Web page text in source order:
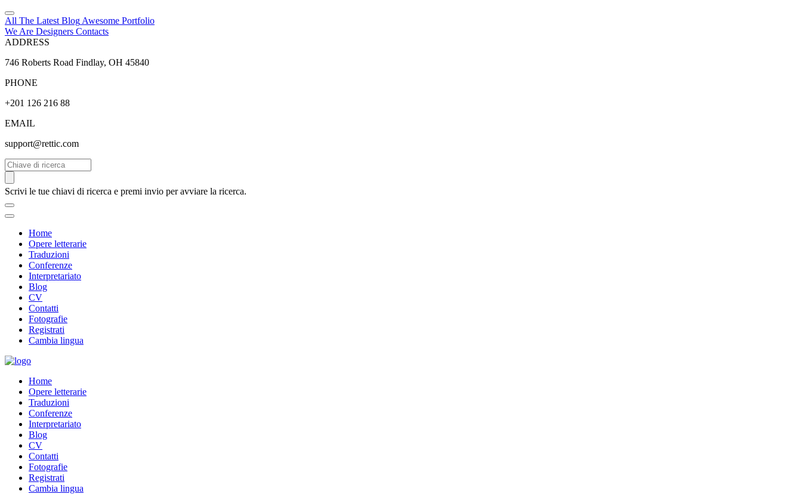
All The Latest Blog Awesome Portfolio
We Are Designers Contacts
ADDRESS
746 Roberts Road Findlay, OH 45840
PHONE
+201 126 216 88
EMAIL
support@rettic.com
Cerca
Scrivi le tue chiavi di ricerca e premi invio per avviare la ricerca.
Home
Opere letterarie
Traduzioni
Conferenze
Interpretariato
Blog
CV
Contatti
Fotografie
Registrati
Cambia lingua
Home
Opere letterarie
Traduzioni
Conferenze
Interpretariato
Blog
CV
Contatti
Fotografie
Registrati
Cambia lingua